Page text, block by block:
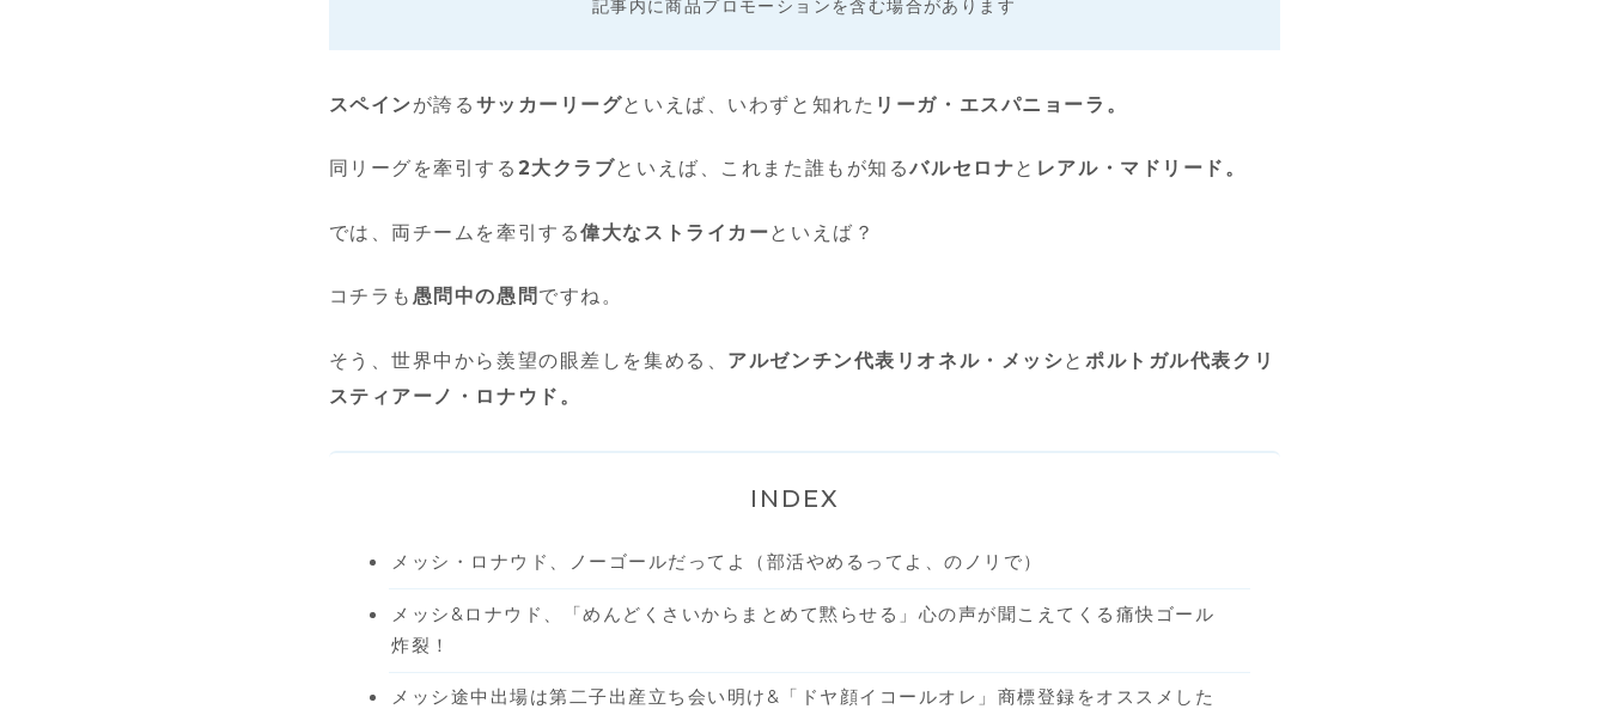
記事内に商品プロモーションを含む場合があります
スペインが誇る サッカーリーグといえば、いわずと知れた リーガ・エスパニョーラ。
同リーグを牽引する 2大クラブといえば、これまた誰もが知るバルセロナと レアル・マドリード。
では、両チームを牽引する偉大なストライカーといえば？
コチラも 愚問中の愚問 ですね。
そう、世界中から羨望の眼差しを集める、 アルゼンチン代表リオネル・メッシと ポルトガル代表クリ
スティアーノ・ロナウド。
INDEX
メッシ・ロナウド、ノーゴールだってよ（部活やめるってよ、のノリで）
メッシ&ロナウド、「めんどくさいからまとめて黙らせる」心の声が聞こえてくる痛快ゴール
炸裂！
メッシ途中出場は第二子出産立ち会い明け&「ドヤ顔イコールオレ」商標登録をオススメした